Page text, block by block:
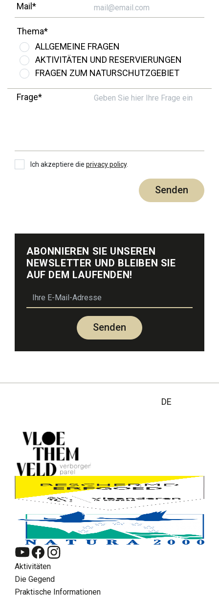
Wer wir sind
Unser Gebiet
Wissenschaftliche Forschung
Mail*
Thema*
ALLGEMEINE FRAGEN
AKTIVITÄTEN UND RESERVIERUNGEN
FRAGEN ZUM NATURSCHUTZGEBIET
Frage*
Privacy policy
Ich akzeptiere die privacy policy.
Senden
ABONNIEREN SIE UNSEREN
NEWSLETTER UND BLEIBEN SIE
AUF DEM LAUFENDEN!
Senden
DE
Aktivitäten
Die Gegend
Praktische Informationen